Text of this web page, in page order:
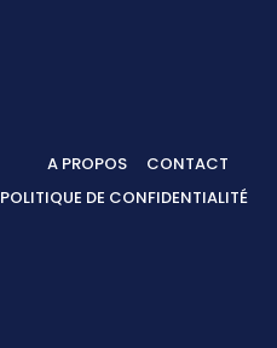
A PROPOS
CONTACT
POLITIQUE DE CONFIDENTIALITÉ